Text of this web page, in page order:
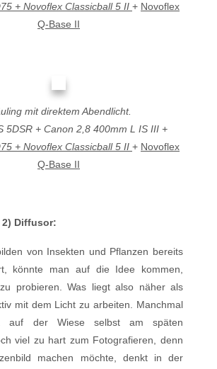
+ Novoflex Classicball 5 II + Novoflex
Q-Base II
mit direktem Abendlicht.
5DSR + Canon 2,8 400mm L IS III +
+ Novoflex Classicball 5 II + Novoflex
Q-Base II
2) Diffusor:
von Insekten und Pflanzen bereits
könnte man auf die Idee kommen,
probieren. Was liegt also näher als
mit dem Licht zu arbeiten. Manchmal
auf der Wiese selbst am späten
viel zu hart zum Fotografieren, denn
machen möchte, denkt in der